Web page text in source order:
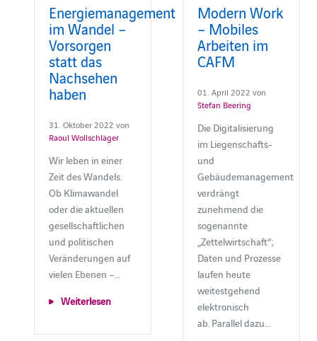
Energiemanagement
im Wandel –
Vorsorgen
statt das
Nachsehen
haben
31. Oktober 2022 von
Raoul Wollschläger
Wir leben in einer
Zeit des Wandels.
Ob Klimawandel
oder die aktuellen
gesellschaftlichen
und politischen
Veränderungen auf
vielen Ebenen –…
Weiterlesen
Modern Work
– Mobiles
Arbeiten im
CAFM
01. April 2022 von
Stefan Beering
Die Digitalisierung
im Liegenschafts-
und
Gebäudemanagement
verdrängt
zunehmend die
sogenannte
„Zettelwirtschaft“;
Daten und Prozesse
laufen heute
weitestgehend
elektronisch
ab. Parallel dazu…